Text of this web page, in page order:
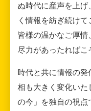
ぬ時代に産声を上
く情報を紡ぎ続け
皆様の温かなご厚
尽力があったればこ
時代と共に情報の
相も大きく変化いた
の今」を独自の視